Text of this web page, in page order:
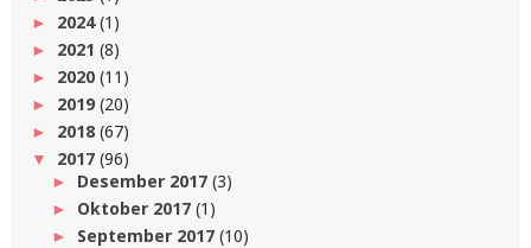
► 2024(1)
► 2021 (8)
► 2020 (11)
► 2019(20)
► 2018 (67)
▼ 2017 (96)
► Desember 2017 (3)
► Oktober 2017 (1)
► September 2017 (10)